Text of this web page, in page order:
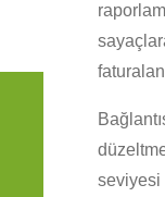
seviyesi